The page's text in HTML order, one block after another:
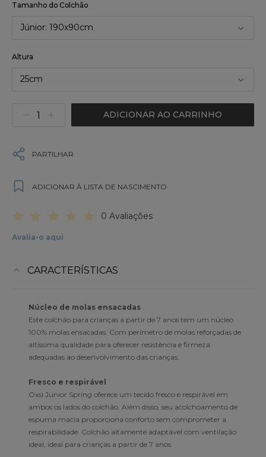
Tamanho do Colchão
Júnior: 190x90cm
Altura
25cm
ADICIONAR AO CARRINHO
PARTILHAR
ADICIONAR À LISTA DE NASCIMENTO
0 Avaliações
Avalia-o aqui
CARACTERÍSTICAS
Núcleo de molas ensacadas
Este colchão para crianças a partir de 7 anos tem um núcleo
100% molas ensacadas. Com perímetro de molas reforçadas de
altíssima qualidade para oferecer resistência e firmeza
adequadas ao desenvolvimento das crianças.
Fresco e respirável
Oxsi Junior Spring oferece um tecido fresco e respirável em
ambos os lados do colchão. Além disso, seu acolchoamento de
espuma macia proporciona conforto sem comprometer a
respirabilidade. Colchão altamente adaptável com ventilação
ideal, ideal para crianças a partir de 7 anos.